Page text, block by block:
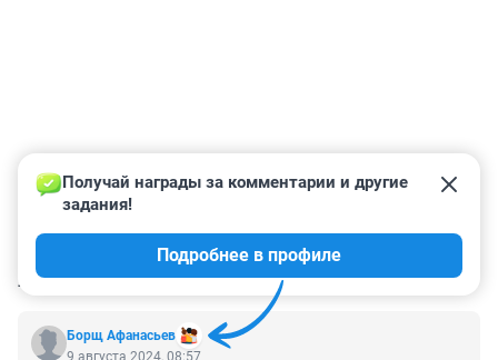
КОММЕНТАРИИ 16
Борщ Афанасьев
Получай награды за комментарии и другие
задания!
Подробнее в профиле
9 августа 2024, 08:57